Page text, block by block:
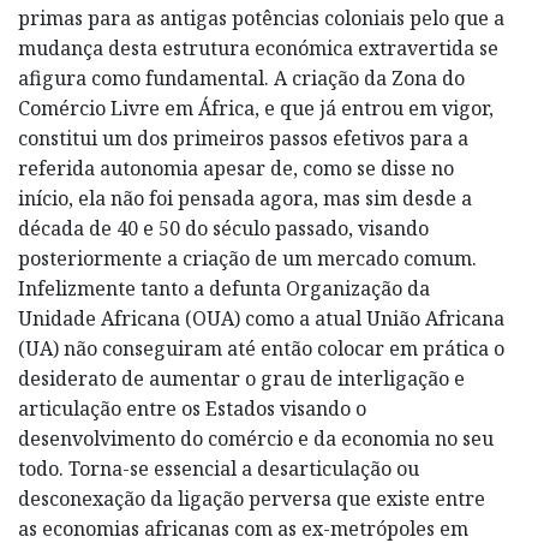
primas para as antigas potências coloniais pelo que a
mudança desta estrutura económica extravertida se
afigura como fundamental. A criação da Zona do
Comércio Livre em África, e que já entrou em vigor,
constitui um dos primeiros passos efetivos para a
referida autonomia apesar de, como se disse no
início, ela não foi pensada agora, mas sim desde a
década de 40 e 50 do século passado, visando
posteriormente a criação de um mercado comum.
Infelizmente tanto a defunta Organização da
Unidade Africana (OUA) como a atual União Africana
(UA) não conseguiram até então colocar em prática o
desiderato de aumentar o grau de interligação e
articulação entre os Estados visando o
desenvolvimento do comércio e da economia no seu
todo. Torna-se essencial a desarticulação ou
desconexação da ligação perversa que existe entre
as economias africanas com as ex-metrópoles em